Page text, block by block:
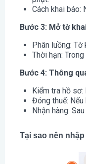
Cách khai báo:
Bước 3: Mở tờ
Phân luồng:
Thời hạn:
Bước 4: Thông
Kiểm tra hồ
Đóng thuế:
Nhận hàng:
Tại sao nên